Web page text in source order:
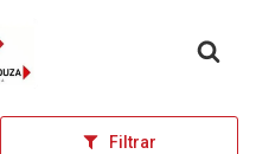
inicial
Filtrar